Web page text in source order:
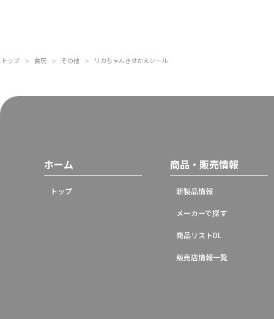
トップ ＞ 食玩 ＞ その他 ＞ リカちゃんきせかえシール
ホーム
トップ
商品・販売情報
新製品情報
メーカーで探す
商品リストDL
販売店情報一覧